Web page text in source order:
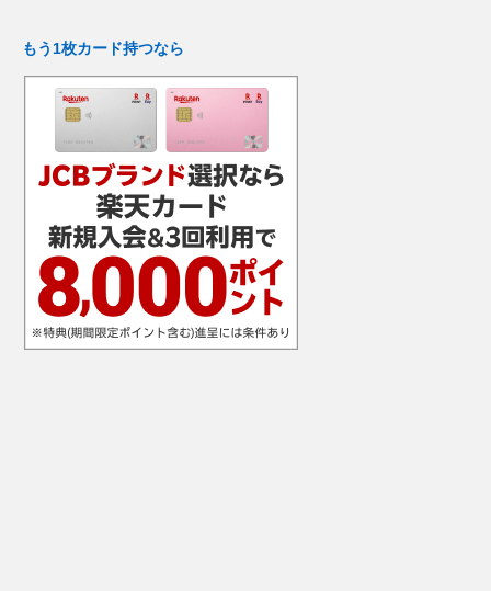
もう1枚カード持つなら